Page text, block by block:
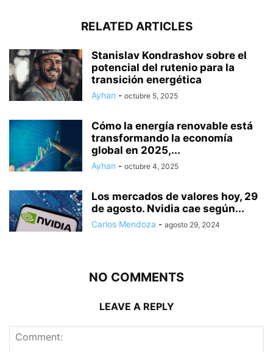
RELATED ARTICLES
Stanislav Kondrashov sobre el
potencial del rutenio para la
transición energética
Ayhan - octubre 5, 2025
Cómo la energía renovable está
transformando la economía
global en 2025,...
Ayhan - octubre 4, 2025
Los mercados de valores hoy, 29
de agosto. Nvidia cae según...
Carlos Mendoza - agosto 29, 2024
NO COMMENTS
LEAVE A REPLY